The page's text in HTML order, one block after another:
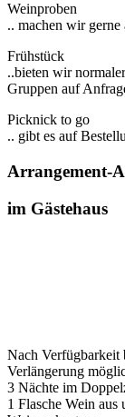
Weinproben
.. machen wir
Frühstück
..bieten wir
Gruppen auf
Picknick to go
.. gibt es auf
Arrangement-
im Gästehaus
Nach Verfügbarkeit
Verlängerung
3 Nächte im
1 Flasche Wein aus